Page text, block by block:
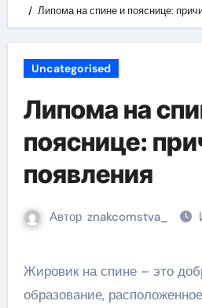
Липома на спине и пояснице:
Uncategorised
Липома на
пояснице:
появления
Автор znakcomstva_
Жировик на спине – это доброкачественное
образование,